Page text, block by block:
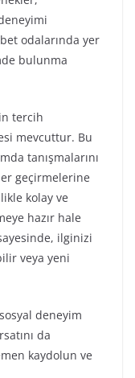
odalarında yer
bulunma
tercih
mevcuttur. Bu
tanışmalarını
geçirmelerine
kolay ve
hazır hale
ilginizi
veya yeni
deneyim
da
kaydolun ve